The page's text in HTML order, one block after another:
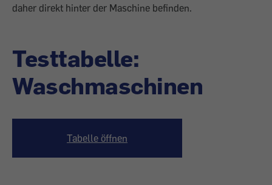
daher direkt hinter der Maschine befinden.
Testtabelle:
Waschmaschinen
Tabelle öffnen